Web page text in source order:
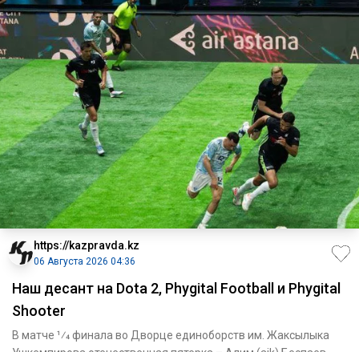
https://kazpravda.kz
06 Августа 2026 04:36
Наш десант на Dota 2, Phygital Football и Phygital
Shooter
В матче 1⁄4 финала во Дворце единоборств им. Жаксылыка